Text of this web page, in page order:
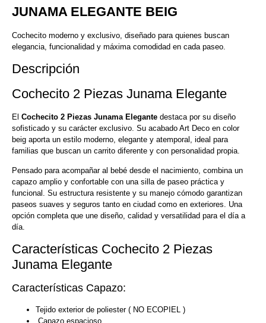
JUNAMA ELEGANTE BEIG
Cochecito moderno y exclusivo, diseñado para quienes buscan
elegancia, funcionalidad y máxima comodidad en cada paseo.
Descripción
Cochecito 2 Piezas Junama Elegante
El Cochecito 2 Piezas Junama Elegante destaca por su diseño
sofisticado y su carácter exclusivo. Su acabado Art Deco en color
beig aporta un estilo moderno, elegante y atemporal, ideal para
familias que buscan un carrito diferente y con personalidad propia.
Pensado para acompañar al bebé desde el nacimiento, combina un
capazo amplio y confortable con una silla de paseo práctica y
funcional. Su estructura resistente y su manejo cómodo garantizan
paseos suaves y seguros tanto en ciudad como en exteriores. Una
opción completa que une diseño, calidad y versatilidad para el día a
día.
Características Cochecito 2 Piezas
Junama Elegante
Características Capazo:
Tejido exterior de poliester ( NO ECOPIEL )
Capazo espacioso.